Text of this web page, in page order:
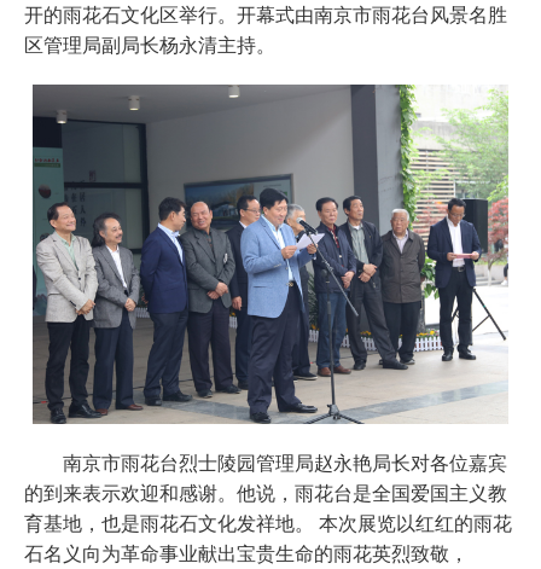
开的雨花石文化区举行。开幕式由南京市雨花台风景名胜
区管理局副局长杨永清主持。
南京市雨花台烈士陵园管理局赵永艳局长对各位嘉宾
的到来表示欢迎和感谢。他说，雨花台是全国爱国主义教
育基地，也是雨花石文化发祥地。 本次展览以红红的雨花
石名义向为革命事业献出宝贵生命的雨花英烈致敬，